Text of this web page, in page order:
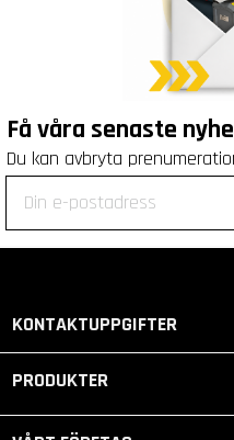
Få våra senaste
Du kan avbryta
KONTAKTUPPGIFTER
PRODUKTER